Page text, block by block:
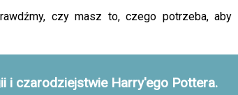
czy masz to, czego potrzeba, aby
i czarodziejstwie Harry'ego Pottera.